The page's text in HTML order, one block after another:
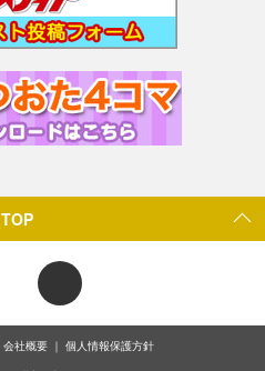
TOP
会社概要 個人情報保護方針